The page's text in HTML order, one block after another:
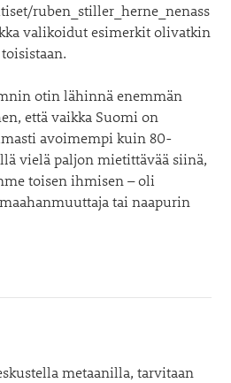
ruben_stiller_herne_nenass
valikoidut esimerkit olivatkin
otin lähinnä enemmän
että vaikka Suomi on
avoimempi kuin 80-
vielä paljon mietittävää siinä,
toisen ihmisen – oli
tai naapurin
metaanilla, tarvitaan